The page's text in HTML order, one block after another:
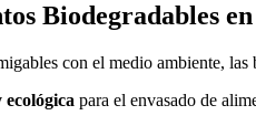
Biodegradables
con el medio ambiente,
para el envasado de